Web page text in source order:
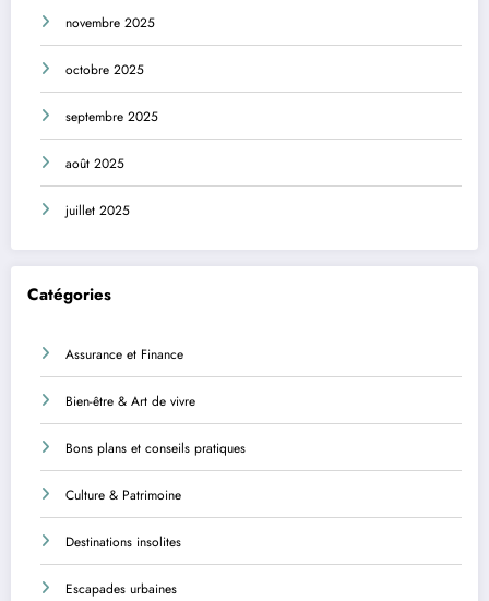
novembre 2025
octobre 2025
septembre 2025
août 2025
juillet 2025
Catégories
Assurance et Finance
Bien-être & Art de vivre
Bons plans et conseils pratiques
Culture & Patrimoine
Destinations insolites
Escapades urbaines